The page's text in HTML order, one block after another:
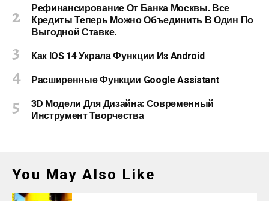
Рефинансирование От Банка Москвы. Все
Кредиты Теперь Можно Объединить В Один По
Выгодной Ставке.
Как IOS 14 Украла Функции Из Android
Расширенные Функции Google Assistant
3D Модели Для Дизайна: Современный
Инструмент Творчества
You May Also Like